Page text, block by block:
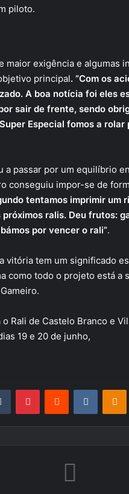
piloto.
maior exigência e algumas
principal. “Com os
A boa notícia foi eles
sair de frente, sendo
Especial fomos a
a passar por um equilíbrio
conseguiu impor-se de
tentamos imprimir um
ralis. Deu frutos:
por vencer o rali”.
vitória tem um significado
como todo o projeto está
Rali de Castelo Branco e
19 e 20 de junho,
Tumblr PinterestReddit